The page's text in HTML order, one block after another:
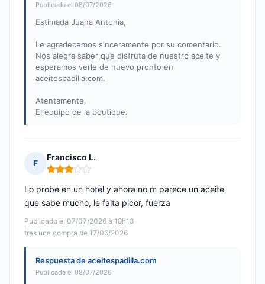
Publicada el 08/07/2026
Estimada Juana Antonia,
Le agradecemos sinceramente por su comentario.
Nos alegra saber que disfruta de nuestro aceite y
esperamos verle de nuevo pronto en
aceitespadilla.com.
Atentamente,
El equipo de la boutique.
F
Francisco L.
Nota: 3 de 5
Publicado el 07/07/2026 à 18h13
tras una compra de 17/06/2026
Lo probé en un hotel y ahora no m parece un aceite
que sabe mucho, le falta picor, fuerza
Respuesta de aceitespadilla.com
Publicada el 08/07/2026